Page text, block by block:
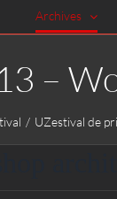
Archives
–
UZestival de